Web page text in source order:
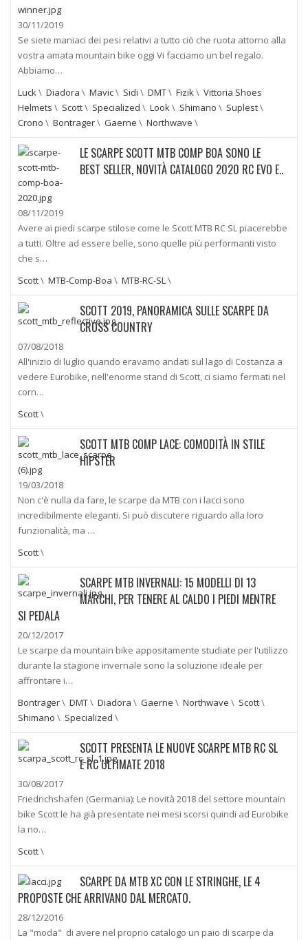
30/11/2019
Se siete maniaci dei pesi relativi a tutto ciò che ruota attorno alla
vostra amata mountain bike oggi Vi facciamo un bel regalo.
Abbiamo…
Luck \ Diadora \ Mavic\ Sidi \ DMT\ Fizik \ Vittoria Shoes
Helmets \ Scott\ Specialized \ Look \ Shimano \ Suplest\
Crono \ Bontrager\ Gaerne \ Northwave \
LE SCARPE SCOTT MTB COMP BOA SONO LE
BEST SELLER, NOVITÀ CATALOGO 2020 RC EVO E..
08/11/2019
Avere ai piedi scarpe stilose come le Scott MTB RC SL piacerebbe
a tutti. Oltre ad essere belle, sono quelle più performanti visto
che s…
Scott\ MTB-Comp-Boa \ MTB-RC-SL \
SCOTT 2019, PANORAMICA SULLE SCARPE DA
CROSS COUNTRY
07/08/2018
All'inizio di luglio quando eravamo andati sul lago di Costanza a
vedere Eurobike, nell'enorme stand di Scott, ci siamo fermati nel
corn…
Scott\
SCOTT MTB COMP LACE: COMODITÀ IN STILE
HIPSTER
19/03/2018
Non c'è nulla da fare, le scarpe da MTB con i lacci sono
incredibilmente eleganti. Si può discutere riguardo alla loro
funzionalità, ma …
Scott\
SCARPE MTB INVERNALI: 15 MODELLI DI 13
MARCHI, PER TENERE AL CALDO I PIEDI MENTRE
SI PEDALA
20/12/2017
Le scarpe da mountain bike appositamente studiate per l'utilizzo
durante la stagione invernale sono la soluzione ideale per
affrontare i…
Bontrager\ DMT\ Diadora \ Gaerne \ Northwave \ Scott\
Shimano \ Specialized \
SCOTT PRESENTA LE NUOVE SCARPE MTB RC SL
E RC ULTIMATE 2018
30/08/2017
Friedrichshafen (Germania): Le novità 2018 del settore mountain
bike Scott le ha già presentate nei mesi scorsi quindi ad Eurobike
la no…
Scott\
SCARPE DA MTB XC CON LE STRINGHE, LE 4
PROPOSTE CHE ARRIVANO DAL MERCATO.
28/12/2016
La "moda" di avere nel proprio catalogo un paio di scarpe da